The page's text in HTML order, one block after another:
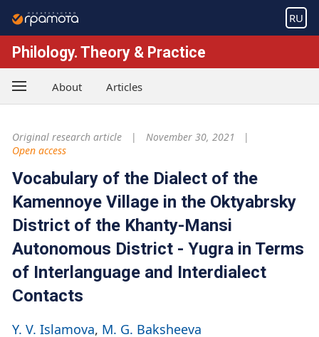
RU
Philology. Theory & Practice
About Articles
Original research article
November 30, 2021
Open access
Vocabulary of the Dialect of the
Kamennoye Village in the Oktyabrsky
District of the Khanty-Mansi
Autonomous District - Yugra in Terms
of Interlanguage and Interdialect
Contacts
Y. V. Islamova M. G. Baksheeva